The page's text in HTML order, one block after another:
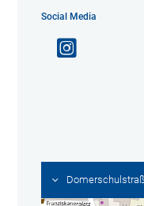
Social Media